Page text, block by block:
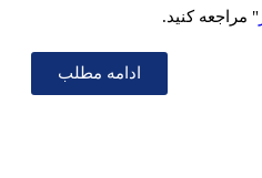
" مراجعه کنید.
ادامه مطلب